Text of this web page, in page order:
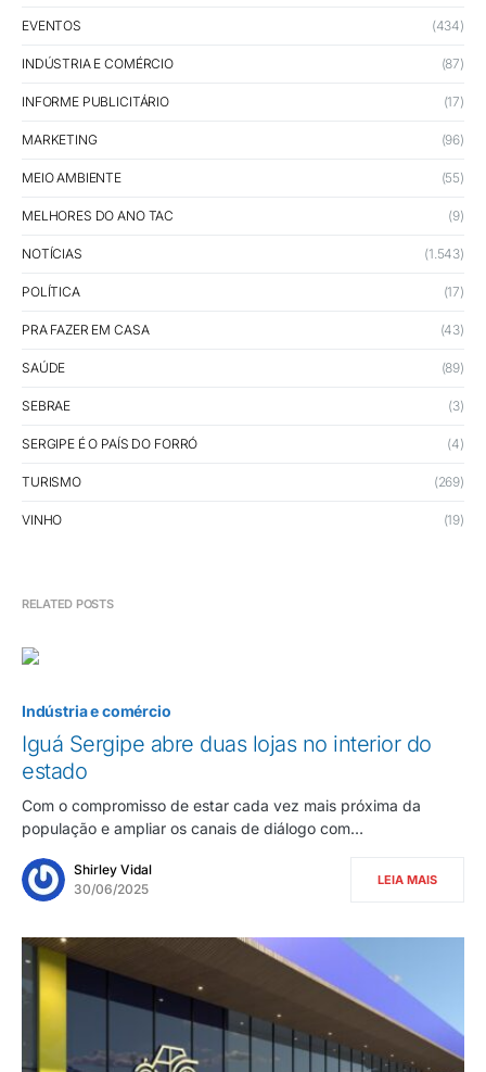
EVENTOS (434)
INDÚSTRIA E COMÉRCIO (87)
INFORME PUBLICITÁRIO (17)
MARKETING (96)
MEIO AMBIENTE (55)
MELHORES DO ANO TAC (9)
NOTÍCIAS (1.543)
POLÍTICA (17)
PRA FAZER EM CASA (43)
SAÚDE (89)
SEBRAE (3)
SERGIPE É O PAÍS DO FORRÓ (4)
TURISMO (269)
VINHO (19)
RELATED POSTS
Indústria e comércio
Iguá Sergipe abre duas lojas no interior do
estado
Com o compromisso de estar cada vez mais próxima da
população e ampliar os canais de diálogo com…
Shirley Vidal
30/06/2025
LEIA MAIS